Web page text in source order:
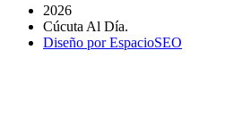
2026
Cúcuta Al Día.
Diseño por EspacioSEO